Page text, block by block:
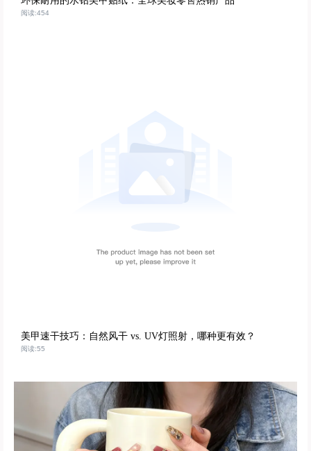
阅读:454
美甲速干技巧：自然风干 vs. UV灯照射，哪种更有效？
阅读:55